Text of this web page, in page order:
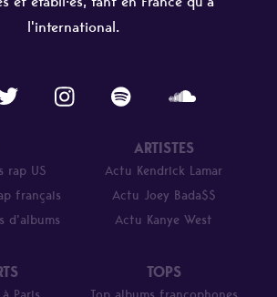
l'international.
rap US
français
d’albums
ARTISTES
Actu Kendrick Lamar
Actu Joey Bada$$
Actu Kanye West
TOPS